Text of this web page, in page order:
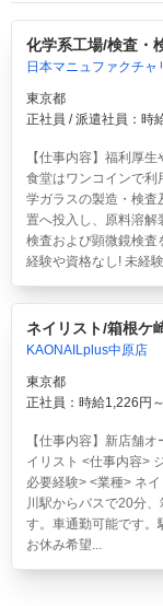
化学系工場/検査・
日本マニュファクチ
東京都
正社員 / 派遣社員：時
【仕事内容】福利厚
食堂はワンコインで利
学ガラスの製造・検査
置へ投入し、原料溶解
検査および顕微鏡検査
経験や資格なし! 未経
ネイリスト/箱根ケ
KAONAILplus中原店
東京都
正社員：時給1,226円
【仕事内容】新店舗
イリスト <仕事内容>
必要経験> <業種> ネ
川駅からバスで20分
す。車通勤可能です。
お休み希望...